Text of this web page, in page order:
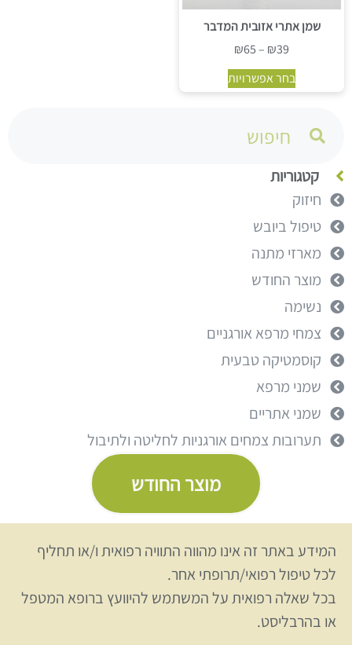
קטגוריות
חיזוק
טיפול ביובש
מארזי מתנה
מוצר החודש
נשימה
צמחי מרפא אורגניים
קוסמטיקה טבעית
שמני מרפא
שמני אתריים
תערובות צמחים אורגניות לחליטה ולתיבול
מוצר החודש
שמן אתרי אזובית המדבר
₪39
–
₪65
בחר אפשרויות
המידע באתר זה אינו מהווה התוויה רפואית ו/או תחליף
לכל טיפול רפואי/תרופתי אחר.
בכל שאלה רפואית על המשתמש להיוועץ ברופא המטפל
או בהרבליסט.